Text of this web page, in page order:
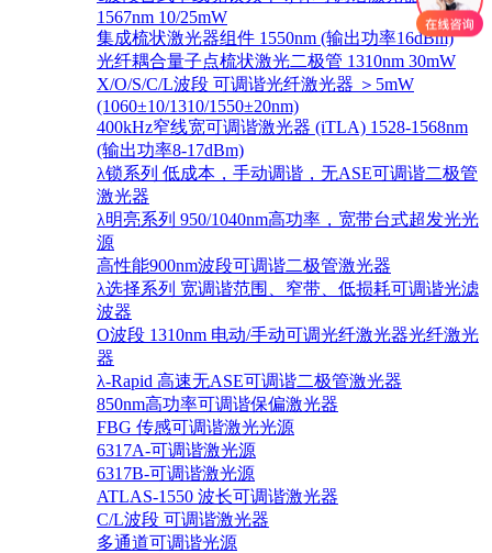
1567nm 10/25mW
集成梳状激光器组件 1550nm (输出功率16dBm)
光纤耦合量子点梳状激光二极管 1310nm 30mW
X/O/S/C/L波段 可调谐光纤激光器 ＞5mW
(1060±10/1310/1550±20nm)
400kHz窄线宽可调谐激光器 (iTLA) 1528-1568nm
(输出功率8-17dBm)
λ锁系列 低成本，手动调谐，无ASE可调谐二极管
激光器
λ明亮系列 950/1040nm高功率，宽带台式超发光光
源
高性能900nm波段可调谐二极管激光器
λ选择系列 宽调谐范围、窄带、低损耗可调谐光滤
波器
O波段 1310nm 电动/手动可调光纤激光器光纤激光
器
λ-Rapid 高速无ASE可调谐二极管激光器
850nm高功率可调谐保偏激光器
FBG 传感可调谐激光光源
6317A-可调谐激光源
6317B-可调谐激光源
ATLAS-1550 波长可调谐激光器
C/L波段 可调谐激光器
多通道可调谐光源